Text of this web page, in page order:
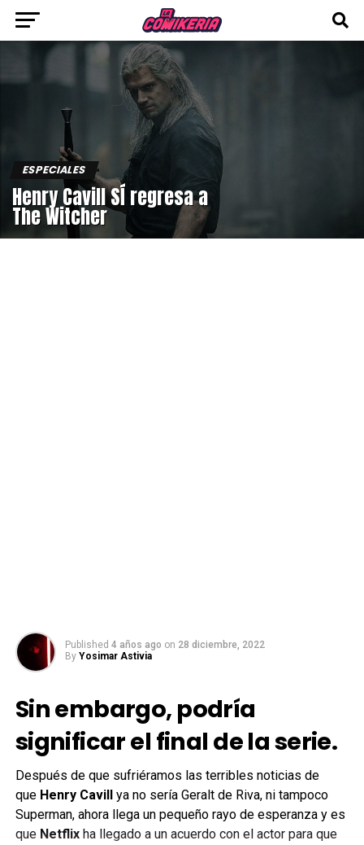
ESPECIALES
Henry Cavill SÍ regresa a
The Witcher
Published 4 años ago on 28 diciembre, 2022
By Yosimar Astivia
Sin embargo, podría
significar el final de la serie.
Después de que sufriéramos las terribles noticias de
que Henry Cavillya no sería Geralt de Riva, ni tampoco
Superman, ahora llega un pequeño rayo de esperanza y es
que Netflixha llegado a un acuerdo con el actor para que